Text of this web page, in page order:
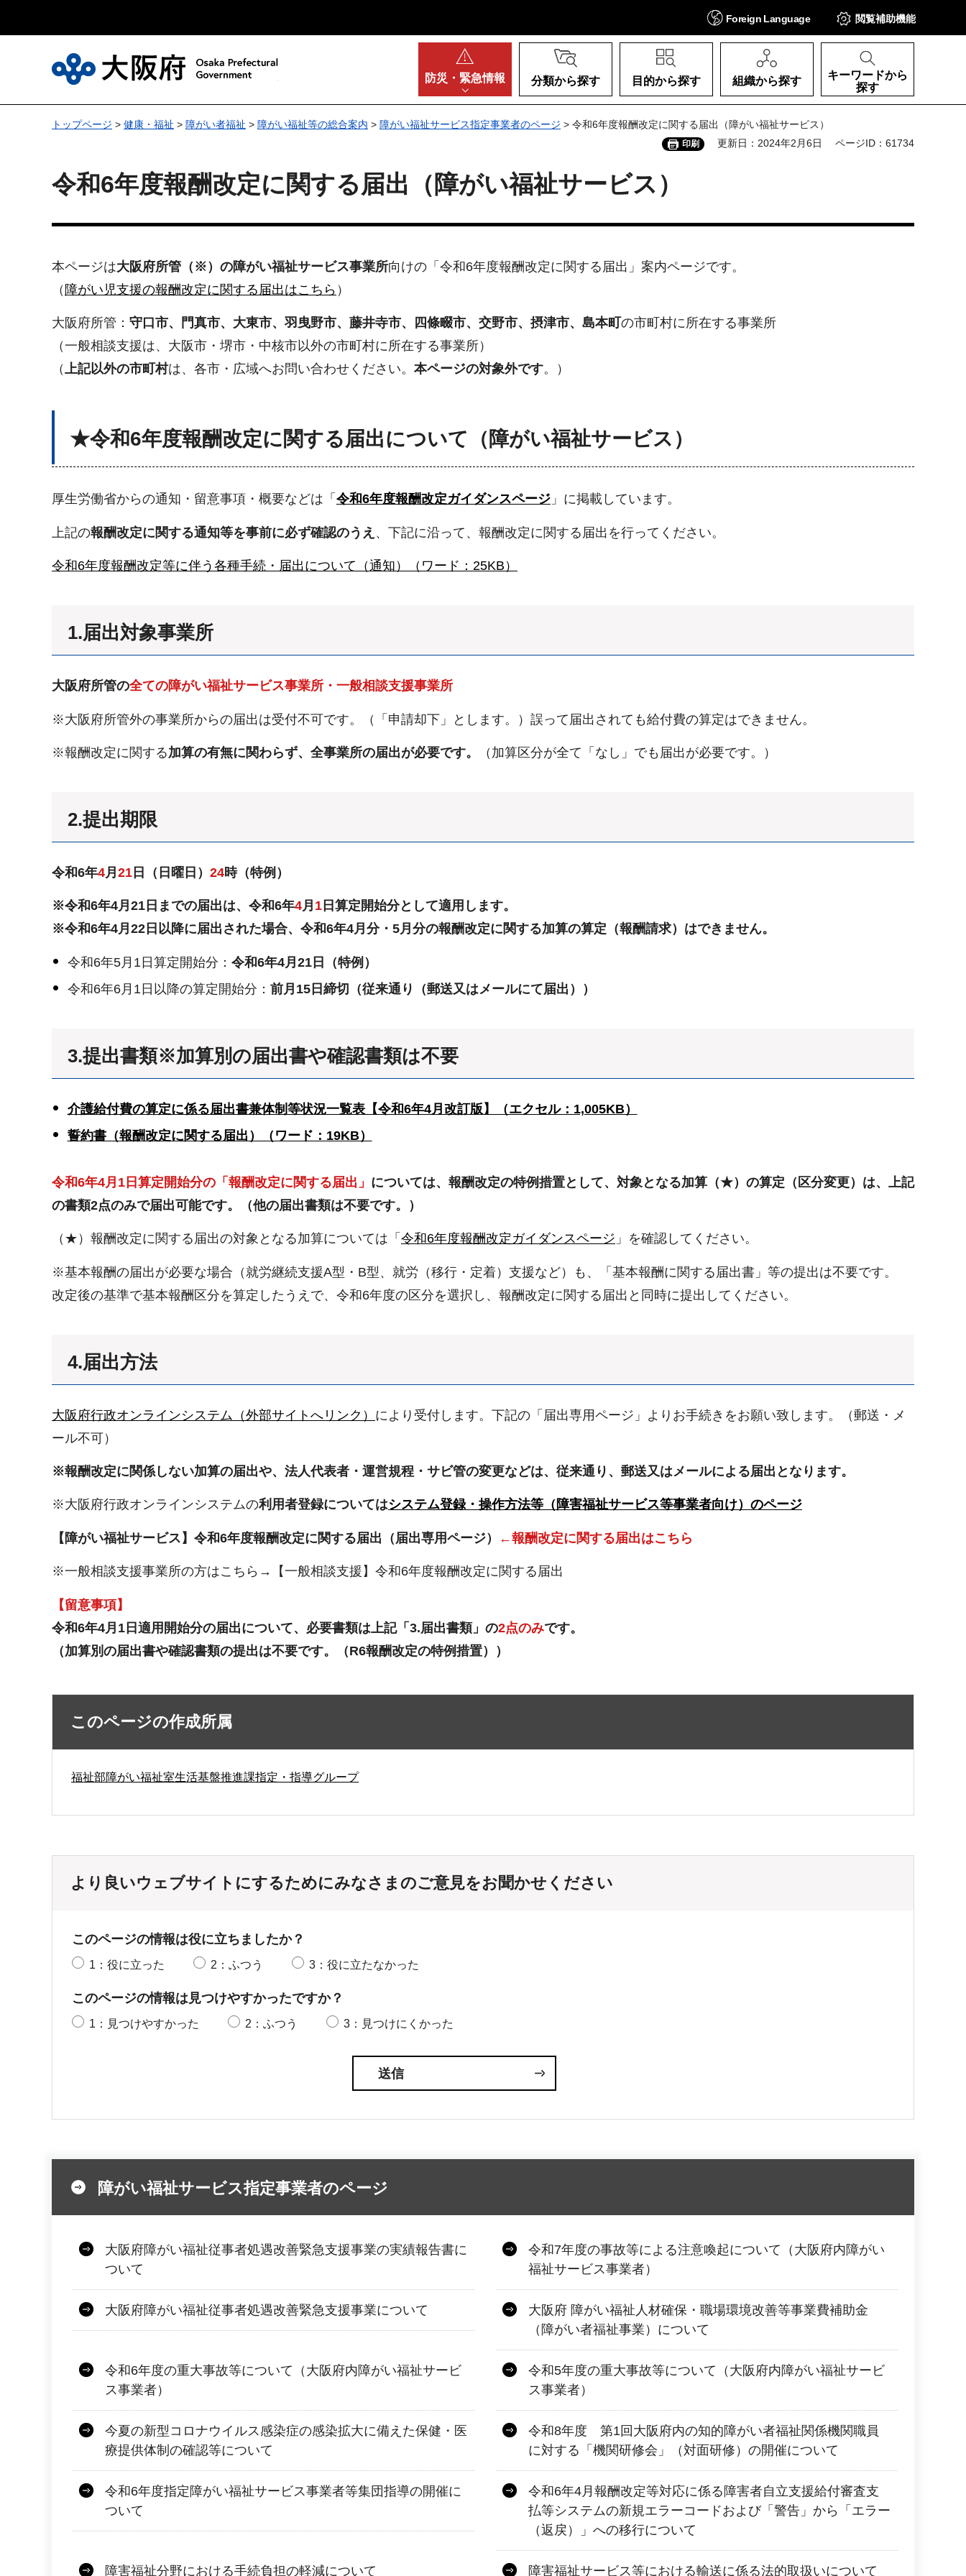
Foreign Language 閲覧補助機能
防災・ 緊急情報 分類から探す 目的から探す 組織から探す
キーワードから
探す
トップページ > 健康・福祉 > 障がい者福祉 > 障がい福祉等の総合案内 > 障がい福祉サービス指定事業者のページ > 令和6年度報酬改定に関する届出（障がい福祉サービス）
印刷 更新日：2024年2月6日 ページID：61734
令和6年度報酬改定に関する届出（障がい福祉サービス）
本ページは大阪府所管（※）の障がい福祉サービス事業所向けの「令和6年度報酬改定に関する届出」案内ページです。
（ 障がい児支援の報酬改定に関する届出はこちら ）
大阪府所管： 守口市、門真市、大東市、羽曳野市、藤井寺市、四條畷市、交野市、摂津市、島本町 の市町村に所在する事業所
（一般相談支援は、大阪市・堺市・中核市以外の市町村に所在する事業所）
（上記以外の市町村は、各市・広域へお問い合わせください。 本ページの対象外です。）
★令和6年度報酬改定に関する届出について（障がい福祉サービス）
厚生労働省からの通知・留意事項・概要などは「 令和6年度報酬改定ガイダンスページ 」に掲載しています。
上記の報酬改定に関する通知等を事前に必ず確認のうえ 、下記に沿って、報酬改定に関する届出を行ってください。
令和6年度報酬改定等に伴う各種手続・届出について（通知）（ワード：25KB）
1.届出対象事業所
大阪府所管の全ての障がい福祉サービス事業所・一般相談支援事業所
※大阪府所管外の事業所からの届出は受付不可です。（「申請却下」とします。）誤って届出されても給付費の算定はできません。
※報酬改定に関する加算の有無に関わらず、全事業所の届出が必要です。 （加算区分が全て「なし」でも届出が必要です。）
2.提出期限
令和6年4月 21 日（日曜日） 24時（特例）
※令和6年4月21日までの届出は、令和6年4月 1 日算定開始分として適用します。
※令和6年4月22日以降に届出された場合、令和6年4月分・5月分の報酬改定に関する加算の算定（報酬請求）はできません。
令和6年5月1日算定開始分： 令和6年4月21日（特例）
令和6年6月1日以降の算定開始分： 前月15日締切（従来通り（郵送又はメールにて届出））
3.提出書類※加算別の届出書や確認書類は不要
介護給付費の算定に係る届出書兼体制等状況一覧表【令和6年4月改訂版】（エクセル：1,005KB）
誓約書（報酬改定に関する届出）（ワード：19KB）
令和6年4月1日算定開始分の「報酬改定に関する届出」 については、報酬改定の特例措置として、対象となる加算（★）の算定（区分変更）は、上記
の書類2点のみで届出可能です。（他の届出書類は不要です。）
（★）報酬改定に関する届出の対象となる加算については「 令和6年度報酬改定ガイダンスページ 」を確認してください。
※基本報酬の届出が必要な場合（就労継続支援A型・B型、就労（移行・定着）支援など）も、「基本報酬に関する届出書」等の提出は不要です。
改定後の基準で基本報酬区分を算定したうえで、令和6年度の区分を選択し、報酬改定に関する届出と同時に提出してください。
4.届出方法
大阪府行政オンラインシステム（外部サイトへリンク） により受付します。下記の「届出専用ページ」よりお手続きをお願い致します。（郵送・メ
ール不可）
※報酬改定に関係しない加算の届出や、法人代表者・運営規程・サビ管の変更などは、従来通り、郵送又はメールによる届出となります。
※大阪府行政オンラインシステムの利用者登録についてはシステム登録・操作方法等（障害福祉サービス等事業者向け）のページ
【障がい福祉サービス】令和6年度報酬改定に関する届出（届出専用ページ） ←報酬改定に関する届出はこちら
※一般相談支援事業所の方はこちら→【一般相談支援】令和6年度報酬改定に関する届出
【留意事項】
令和6年4月1日適用開始分の届出について、必要書類は上記「3.届出書類」の2点のみです。
（加算別の届出書や確認書類の提出は不要です。（R6報酬改定の特例措置））
このページの作成所属
福祉部障がい福祉室生活基盤推進課指定・指導グループ
より良いウェブサイトにするためにみなさまのご意見をお聞かせください
このページの情報は役に立ちましたか？
1：役に立った 2：ふつう 3：役に立たなかった
このページの情報は見つけやすかったですか？
1：見つけやすかった 2：ふつう 3：見つけにくかった
障がい福祉サービス指定事業者のページ
大阪府障がい福祉従事者処遇改善緊急支援事業の実績報告書に
ついて
令和7年度の事故等による注意喚起について（大阪府内障がい
福祉サービス事業者）
大阪府障がい福祉従事者処遇改善緊急支援事業について
大阪府 障がい福祉人材確保・職場環境改善等事業費補助金
（障がい者福祉事業）について
令和6年度の重大事故等について（大阪府内障がい福祉サービ
ス事業者）
令和5年度の重大事故等について（大阪府内障がい福祉サービ
ス事業者）
今夏の新型コロナウイルス感染症の感染拡大に備えた保健・医
療提供体制の確認等について
令和8年度 第1回大阪府内の知的障がい者福祉関係機関職員
に対する「機関研修会」（対面研修）の開催について
令和6年度指定障がい福祉サービス事業者等集団指導の開催に
ついて
令和6年4月報酬改定等対応に係る障害者自立支援給付審査支
払等システムの新規エラーコードおよび「警告」から「エラー
（返戻）」への移行について
障害福祉分野における手続負担の軽減について 障害福祉サービス等における輸送に係る法的取扱いについて